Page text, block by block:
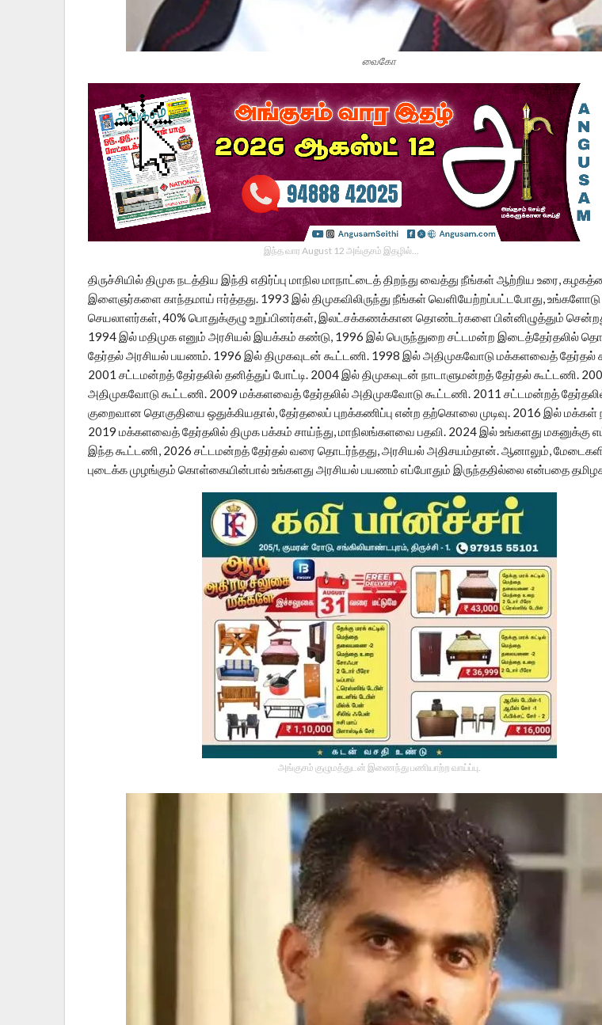
வைகோ
இந்த வார August 12 அங்குசம் இதழில்…
திருச்சியில் திமுக நடத்திய இந்தி எதிர்ப்பு மாநில மாநாட்டைத் திறந்து வைத்து நீங்கள் ஆற்றிய உரை,
இளைஞர்களை காந்தமாய் ஈர்த்தது. 1993 இல் திமுகவிலிருந்து நீங்கள் வெளியேற்றப்பட்டபோது,
செயலாளர்கள், 40% பொதுக்குழு உறுப்பினர்கள், இலட்சக்கணக்கான தொண்டர்களை பின்னிழுத்தும்
1994 இல் மதிமுக எனும் அரசியல் இயக்கம் கண்டு, 1996 இல் பெருந்துறை சட்டமன்ற இடைத்தேர்தலில்
தேர்தல் அரசியல் பயணம். 1996 இல் திமுகவுடன் கூட்டணி. 1998 இல் அதிமுகவோடு மக்களவைத் தேர்தல்
2001 சட்டமன்றத் தேர்தலில் தனித்துப் போட்டி. 2004 இல் திமுகவுடன் நாடாளுமன்றத் தேர்தல் கூட்டணி.
அதிமுகவோடு கூட்டணி. 2009 மக்களவைத் தேர்தலில் அதிமுகவோடு கூட்டணி. 2011 சட்டமன்றத்
குறைவான தொகுதியை ஒதுக்கியதால், தேர்தலைப் புறக்கணிப்பு என்ற தற்கொலை முடிவு. 2016 இல் மக்கள்
2019 மக்களவைத் தேர்தலில் திமுக பக்கம் சாய்ந்து, மாநிலங்களவை பதவி. 2024 இல் உங்களது மகனுக்கு
இந்த கூட்டணி, 2026 சட்டமன்றத் தேர்தல் வரை தொடர்ந்தது, அரசியல் அதிசயம்தான். ஆனாலும்,
புடைக்க முழங்கும் கொள்கையின்பால் உங்களது அரசியல் பயணம் எப்போதும் இருந்ததில்லை என்பதை
அங்குசம் குழுமத்துடன் இணைந்து பணியாற்ற வாய்ப்பு.